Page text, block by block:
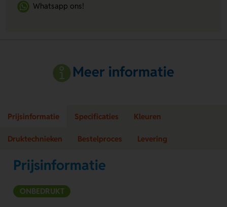
Whatsapp ons!
Meer informatie
Prijsinformatie Specificaties Kleuren
Druktechnieken Bestelproces Levering
Prijsinformatie
ONBEDRUKT